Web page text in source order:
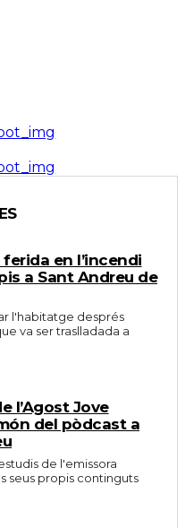
en l’incendi
a Sant Andreu de
l'habitatge després
va ser traslladada a
l’Agost Jove
del pòdcast a
de l'emissora
seus propis continguts